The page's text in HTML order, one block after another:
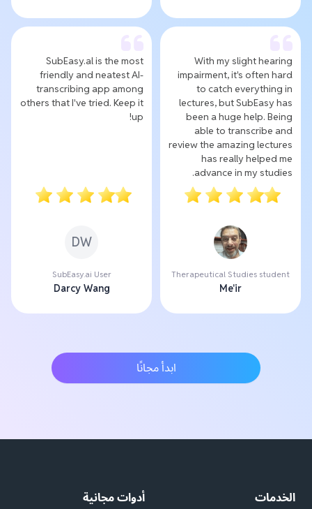
With my slight hearing
impairment, it's often hard
to catch everything in
lectures, but SubEasy has
been a huge help. Being
able to transcribe and
review the amazing lectures
has really helped me
advance in my studies.
Therapeutical Studies student
Me'ir
SubEasy.al is the most
friendly and neatest AI-
transcribing app among
others that I've tried. Keep it
up!
DW
SubEasy.ai User
Darcy Wang
ابدأ مجانًا
الخدمات أدوات مجانية